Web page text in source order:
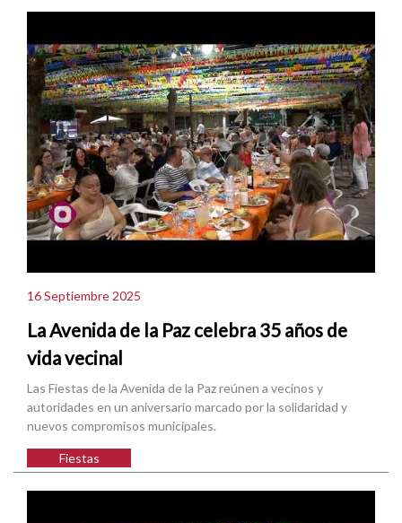
16 Septiembre 2025
La Avenida de la Paz celebra 35 años de
vida vecinal
Las Fiestas de la Avenida de la Paz reúnen a vecinos y
autoridades en un aniversario marcado por la solidaridad y
nuevos compromisos municipales.
Fiestas